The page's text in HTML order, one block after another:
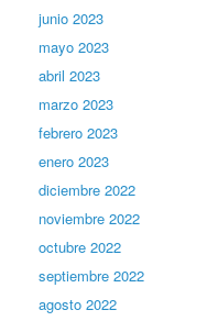
junio 2023
mayo 2023
abril 2023
marzo 2023
febrero 2023
enero 2023
diciembre 2022
noviembre 2022
octubre 2022
septiembre 2022
agosto 2022